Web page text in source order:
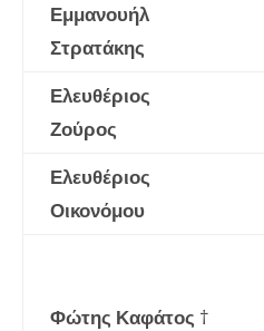
Εμμανουήλ
Στρατάκης
Ελευθέριος
Ζούρος
Ελευθέριος
Οικονόμου
Φώτης Καφάτος †